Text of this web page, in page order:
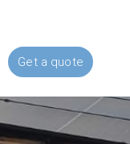
Get a quote